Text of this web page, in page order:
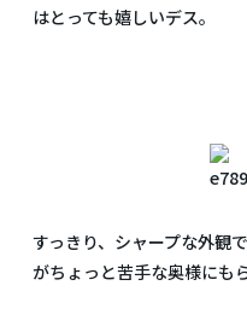
はとっても嬉しいデス。
すっきり、シャープな外観
がちょっと苦手な奥様にも